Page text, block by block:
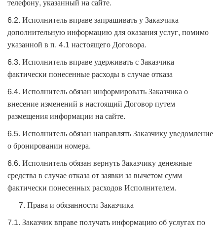
телефону, указанный на сайте.
6.2. Исполнитель вправе запрашивать у Заказчика
дополнительную информацию для оказания услуг, помимо
указанной в п. 4.1 настоящего Договора.
6.3. Исполнитель вправе удерживать с Заказчика
фактически понесенные расходы в случае отказа
6.4. Исполнитель обязан информировать Заказчика о
внесение изменений в настоящий Договор путем
размещения информации на сайте.
6.5. Исполнитель обязан направлять Заказчику уведомление
о бронировании номера.
6.6. Исполнитель обязан вернуть Заказчику денежные
средства в случае отказа от заявки за вычетом сумм
фактически понесенных расходов Исполнителем.
Права и обязанности Заказчика
7.1. Заказчик вправе получать информацию об услугах по